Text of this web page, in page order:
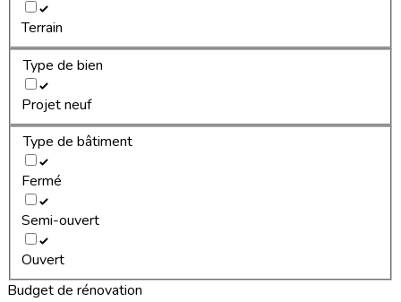
Terrain
Type de bien
Projet neuf
Type de bâtiment
Fermé
Semi-ouvert
Ouvert
Budget de rénovation